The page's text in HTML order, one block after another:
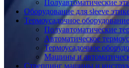
Полуавтоматические
Оборудование для sleeve
Термоусадочное оборудование
Полуавтоматические
Автоматическое
Термоусадочное
Машины и
Стреппинг машины и